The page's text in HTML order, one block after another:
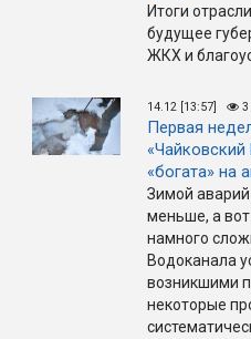
Итоги
будущее
ЖКХ и
14.12 [13:57] 3
Первая
«богата» на
Зимой
меньше, а вот
намного
Водоканала
возникшими
некоторые